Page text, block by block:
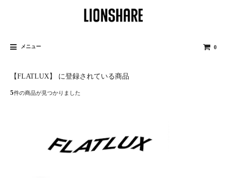
メニュー 0
【FLATLUX】 に登録されている商品
5件の商品が見つかりました